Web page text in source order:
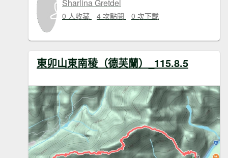
Sharlina Gretdel
0 人收藏 4 次點閱 0 次下載
東卯山東南稜（德芙蘭）_115.8.5